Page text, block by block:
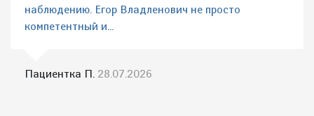
наблюдению. Егор Владленович не просто
компетентный и...
Пациентка П. 28.07.2026